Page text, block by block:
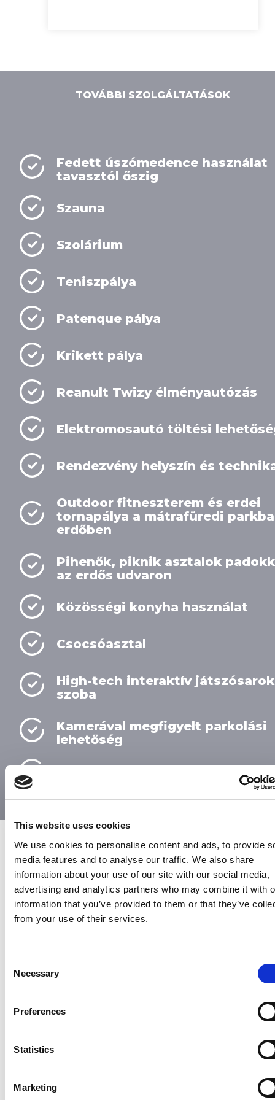
This website uses cookies
We use cookies to personalise content and ads, to provide
media features and to analyse our traffic. We also share
information about your use of our site with our social media,
advertising and analytics partners who may combine it with
information that you’ve provided to them or that they’ve
from your use of their services.
Selection
Necessary
Preferences
Statistics
Marketing
TOVÁBBI SZOLGÁLTATÁSOK
Fedett úszómedence használat
tavasztól őszig
Szauna
Szolárium
Teniszpálya
Patenque pálya
Krikett pálya
Reanult Twizy élményautózás
Elektromosautó töltési
Rendezvény helyszín és
Outdoor fitneszterem és erdei
tornapálya a mátrafüredi
erdőben
Pihenők, piknik asztalok
az erdős udvaron
Közösségi konyha használat
Csocsóasztal
High-tech interaktív
szoba
Kamerával megfigyelt parkolási
lehetőség
LEGJOBB AJÁNLATAINK
ÉLMÉNNYEL